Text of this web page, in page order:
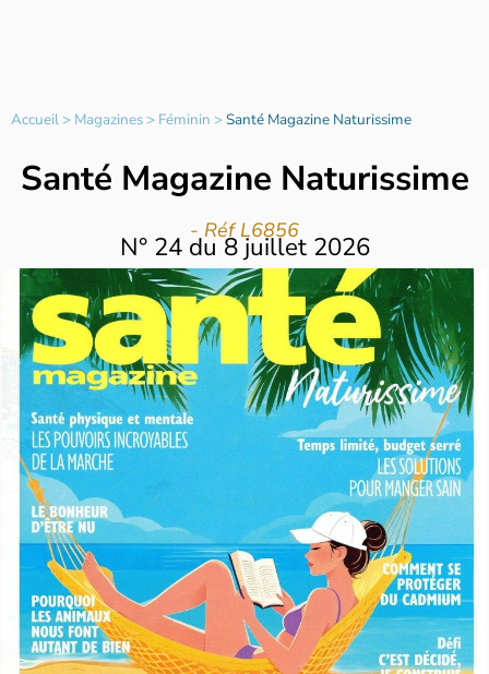
Accueil> Magazines> Féminin >Santé Magazine Naturissime
Santé Magazine Naturissime
- Réf L6856
N° 24du8 juillet 2026